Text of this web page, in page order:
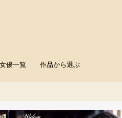
女優一覧 作品から選ぶ